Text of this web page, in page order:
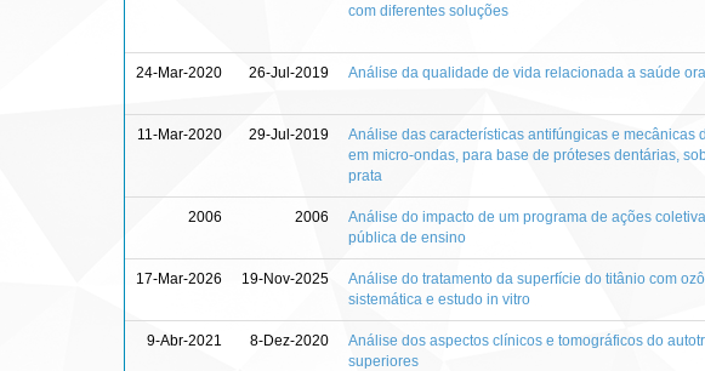
com diferentes soluções
24-Mar-2020 26-Jul-2019 Análise da qualidade de vida relacionada a saúde
11-Mar-2020 29-Jul-2019
Análise das características antifúngicas e
em micro-ondas, para base de próteses dentárias,
prata
2006 2006
Análise do impacto de um programa de ações
pública de ensino
17-Mar-2026 19-Nov-2025
Análise do tratamento da superfície do titânio com
sistemática e estudo in vitro
9-Abr-2021 8-Dez-2020
Análise dos aspectos clínicos e tomográficos do
superiores